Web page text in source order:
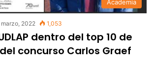
Academia
marzo, 2022 1,053
dentro del top 10 de
concurso Carlos Graef